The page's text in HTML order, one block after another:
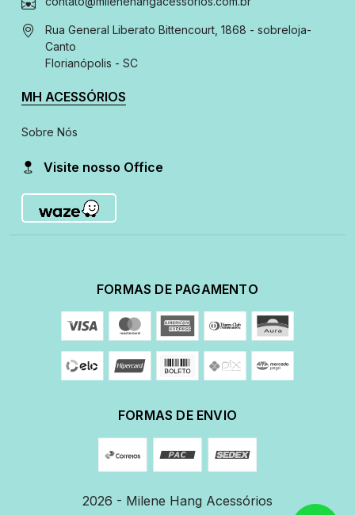
Rua General Liberato Bittencourt, 1868 - sobreloja-
Canto
Florianópolis - SC
MH ACESSÓRIOS
Sobre Nós
Visite nosso Office
FORMAS DE PAGAMENTO
2026 - Milene Hang Acessórios
FORMAS DE ENVIO